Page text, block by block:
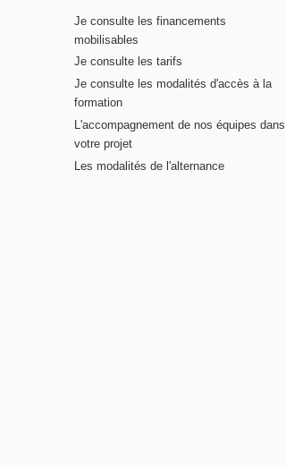
Je consulte les financements
mobilisables
Je consulte les tarifs
Je consulte les modalités d'accès à la
formation
L'accompagnement de nos équipes dans
votre projet
Les modalités de l'alternance